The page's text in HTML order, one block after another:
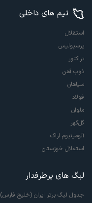
تیم های داخلی
استقلال
پرسپولیس
تراکتور
ذوب آهن
سپاهان
فولاد
ملوان
گل‌گهر
آلومینیوم اراک
استقلال خوزستان
لیگ های پرطرفدار
جدول لیگ برتر ایران (خلیج فارس)